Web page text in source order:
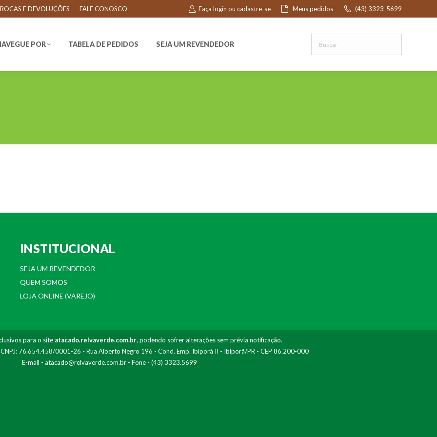
E DEVOLUÇÕES FALE CONOSCO Faça login ou cadastre-se Meus pedidos (43) 3323-5699
POR TABELA DE PEDIDOS SEJA UM REVENDEDOR
INSTITUCIONAL
SEJA UM REVENDEDOR
QUEM SOMOS
LOJA ONLINE (VAREJO)
para o site atacado.relvaverde.com.br, podendo sofrer alterações sem prévia notificação.
CNPJ: 76.654.458/0001-26 - Rua Alberto Negro 196 - Cond. Emp. Ibiporã II - Ibiporã/PR - CEP 86.200-000
E-mail - atacado@relvaverde.com.br- Fone - (43) 3323.5699
POR TABELA DE PEDIDOS SEJA UM REVENDEDOR